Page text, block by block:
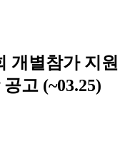
개별참가 지원
고 (~03.25)